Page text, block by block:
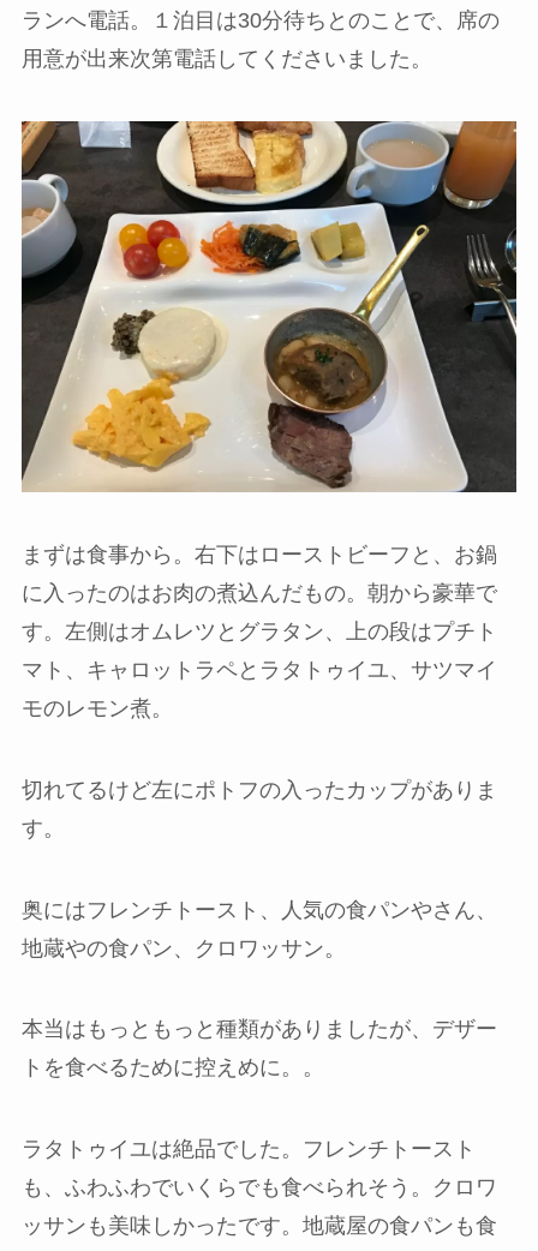
ランへ電話。１泊目は30分待ちとのことで、席の
用意が出来次第電話してくださいました。
まずは食事から。右下はローストビーフと、お鍋
に入ったのはお肉の煮込んだもの。朝から豪華で
す。左側はオムレツとグラタン、上の段はプチト
マト、キャロットラペとラタトゥイユ、サツマイ
モのレモン煮。
切れてるけど左にポトフの入ったカップがありま
す。
奥にはフレンチトースト、人気の食パンやさん、
地蔵やの食パン、クロワッサン。
本当はもっともっと種類がありましたが、デザー
トを食べるために控えめに。。
ラタトゥイユは絶品でした。フレンチトースト
も、ふわふわでいくらでも食べられそう。クロワ
ッサンも美味しかったです。地蔵屋の食パンも食